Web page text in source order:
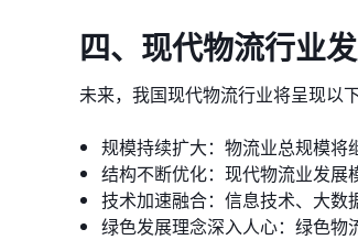
四、现代物流行业
未来，我国现代物流行业将呈现以
规模持续扩大：物流业总规模将
结构不断优化：现代物流业发展
技术加速融合：信息技术、大数
绿色发展理念深入人心：绿色物